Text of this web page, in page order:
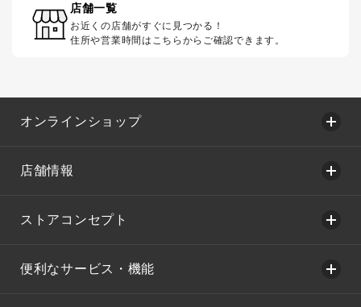
店舗一覧
お近くの店舗がすぐに見つかる！
住所や営業時間はこちらからご確認できます。
オンラインショップ
店舗情報
ストアコンセプト
便利なサービス・機能